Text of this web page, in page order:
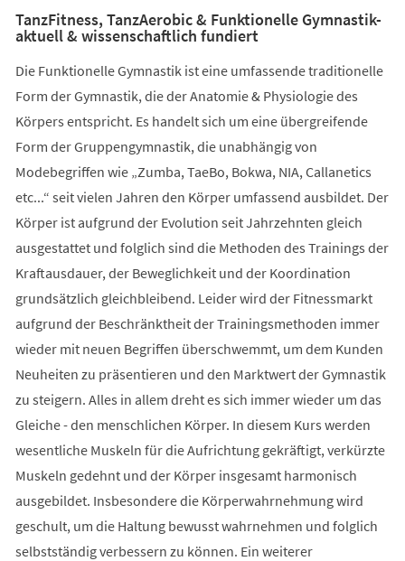
TanzFitness, TanzAerobic & Funktionelle Gymnastik-
aktuell & wissenschaftlich fundiert
Die Funktionelle Gymnastik ist eine umfassende traditionelle
Form der Gymnastik, die der Anatomie & Physiologie des
Körpers entspricht. Es handelt sich um eine übergreifende
Form der Gruppengymnastik, die unabhängig von
Modebegriffen wie „Zumba, TaeBo, Bokwa, NIA, Callanetics
etc...“ seit vielen Jahren den Körper umfassend ausbildet. Der
Körper ist aufgrund der Evolution seit Jahrzehnten gleich
ausgestattet und folglich sind die Methoden des Trainings der
Kraftausdauer, der Beweglichkeit und der Koordination
grundsätzlich gleichbleibend. Leider wird der Fitnessmarkt
aufgrund der Beschränktheit der Trainingsmethoden immer
wieder mit neuen Begriffen überschwemmt, um dem Kunden
Neuheiten zu präsentieren und den Marktwert der Gymnastik
zu steigern. Alles in allem dreht es sich immer wieder um das
Gleiche - den menschlichen Körper. In diesem Kurs werden
wesentliche Muskeln für die Aufrichtung gekräftigt, verkürzte
Muskeln gedehnt und der Körper insgesamt harmonisch
ausgebildet. Insbesondere die Körperwahrnehmung wird
geschult, um die Haltung bewusst wahrnehmen und folglich
selbstständig verbessern zu können. Ein weiterer